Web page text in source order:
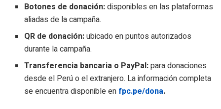
Botones de donación:disponibles en las plataformas
aliadas de la campaña.
QR de donación:ubicado en puntos autorizados
durante la campaña.
Transferencia bancaria o PayPal:para donaciones
desde el Perú o el extranjero. La información completa
se encuentra disponible en fpc.pe/dona.